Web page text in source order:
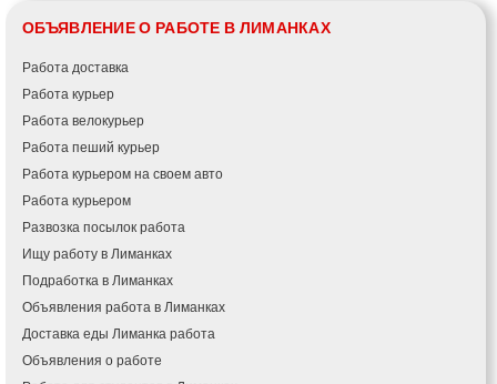
ОБЪЯВЛЕНИЕ О РАБОТЕ В ЛИМАНКАХ
Работа доставка
Работа курьер
Работа велокурьер
Работа пеший курьер
Работа курьером на своем авто
Работа курьером
Развозка посылок работа
Ищу работу в Лиманках
Подработка в Лиманках
Объявления работа в Лиманках
Доставка еды Лиманка работа
Объявления о работе
Фонтанка
Гадяч
Гатное
Глеваха
Горишние Плавни
Гостомель
Харьков
Херсон
Хмельницкий
Хмельник
Ирпень
Ивано-Франковск
Измаил
Кагарлык
Калуш